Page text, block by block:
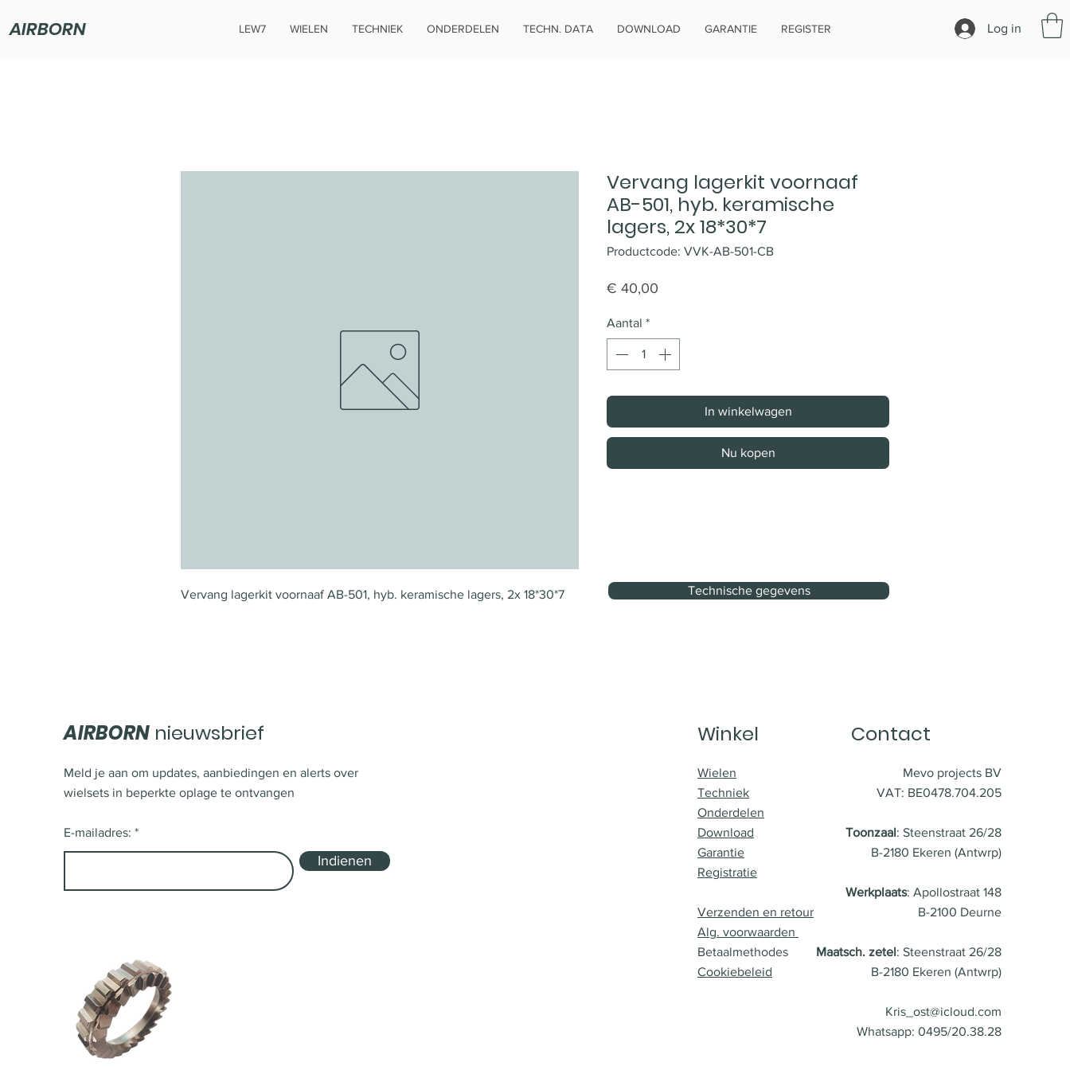
AIRBORN LEW7 WIELEN TECHNIEK ONDERDELEN TECHN. DATA DOWNLOAD GARANTIE REGISTER Log in
Vervang lagerkit voornaaf AB-501, hyb. keramische lagers, 2x 18*30*7
Vervang lagerkit voornaaf
AB-501, hyb. keramische
lagers, 2x 18*30*7
Productcode: VVK-AB-501-CB
€ 40,00
Aantal *
In winkelwagen
Nu kopen
Technische gegevens
AIRBORN nieuwsbrief
Meld je aan om updates, aanbiedingen en alerts over
wielsets in beperkte oplage te ontvangen
E-mailadres:
Indienen
Winkel Contact
Wielen
Techniek
Onderdelen
Download
Garantie
Registratie
Verzenden en retour
Alg. voorwaarden
Betaalmethodes
Cookiebeleid
Mevo projects BV
VAT: BE0478.704.205
Toonzaal: Steenstraat 26/28
B-2180 Ekeren (Antwrp)
Werkplaats: Apollostraat 148
B-2100 Deurne
Maatsch. zetel: Steenstraat 26/28
B-2180 Ekeren (Antwrp)
Kris_ost@icloud.com
Whatsapp: 0495/20.38.28